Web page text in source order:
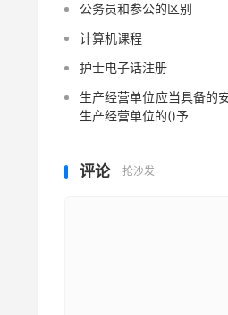
公务员和参公的区别
计算机课程
护士电子话注册
生产经营单位应当具备的
生产经营单位的()予
评论 抢沙发